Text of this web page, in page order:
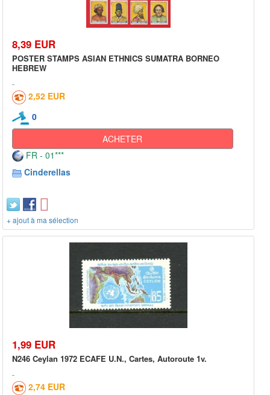
8,39 EUR
POSTER STAMPS ASIAN ETHNICS SUMATRA BORNEO
HEBREW
2,52 EUR
0
ACHETER
FR - 01***
Cinderellas
+ ajout à ma sélection
1,99 EUR
N246 Ceylan 1972 ECAFE U.N., Cartes, Autoroute 1v.
2,74 EUR